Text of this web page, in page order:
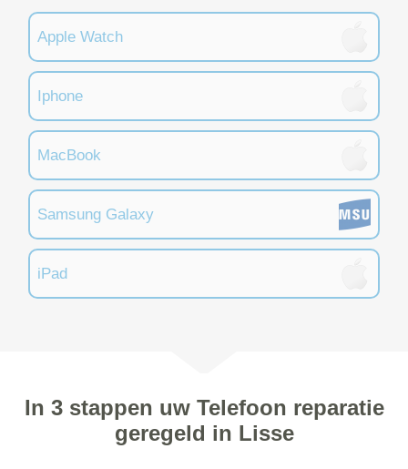
Apple Watch
Iphone
MacBook
Samsung Galaxy
iPad
In 3 stappen uw Telefoon reparatie
geregeld in Lisse